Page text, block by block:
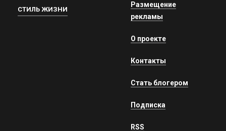
СТИЛЬ ЖИЗНИ
Размещение
рекламы
О проекте
Контакты
Стать блогером
Подписка
RSS